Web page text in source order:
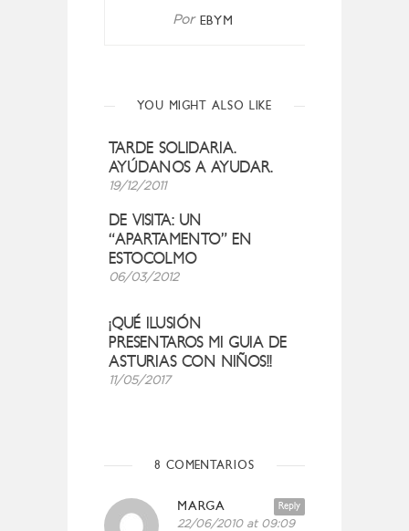
Por EBYM
YOU MIGHT ALSO LIKE
TARDE SOLIDARIA.
AYÚDANOS A AYUDAR.
19/12/2011
DE VISITA: UN
“APARTAMENTO” EN
ESTOCOLMO
06/03/2012
¡QUÉ ILUSIÓN
PRESENTAROS MI GUIA DE
ASTURIAS CON NIÑOS!!
11/05/2017
8 COMENTARIOS
Reply
MARGA
22/06/2010 at 09:09